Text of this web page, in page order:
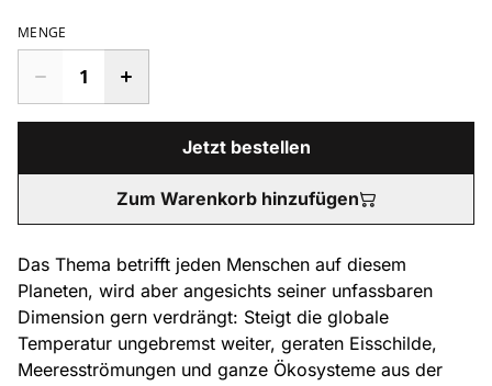
MENGE
Jetzt bestellen
Zum Warenkorb hinzufügen
Das Thema betrifft jeden Menschen auf diesem
Planeten, wird aber angesichts seiner unfassbaren
Dimension gern verdrängt: Steigt die globale
Temperatur ungebremst weiter, geraten Eisschilde,
Meeresströmungen und ganze Ökosysteme aus der